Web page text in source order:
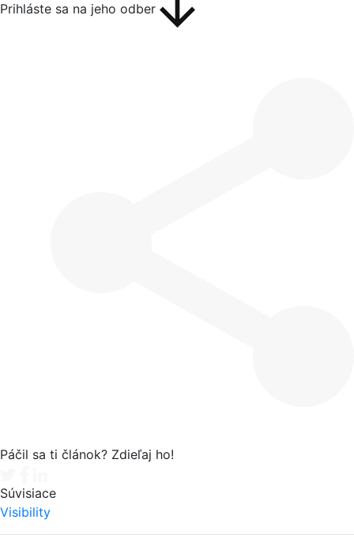
Prihláste sa na jeho odber
Páčil sa ti článok? Zdieľaj ho!
Súvisiace
Visibility